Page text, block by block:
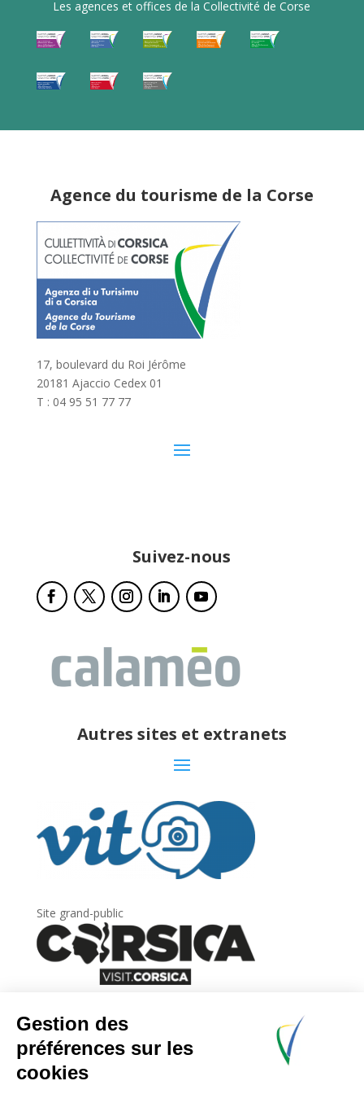
Les agences et offices de la Collectivité de Corse
Agence du tourisme de la Corse
17, boulevard du Roi Jérôme
20181 Ajaccio Cedex 01
T : 04 95 51 77 77
Suivez-nous
Autres sites et extranets
Site grand-public
Newsletter
Inscrivez-vous àla lettre d’information
l’Agence du tourisme de la Corse.